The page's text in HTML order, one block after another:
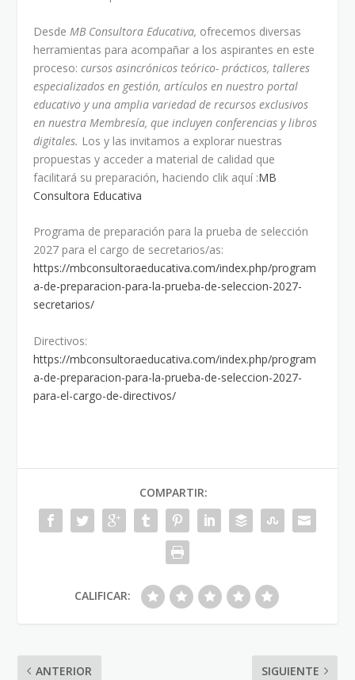
Desde MB Consultora Educativa, ofrecemos diversas
herramientas para acompañar a los aspirantes en este
proceso:cursos asincrónicos teórico- prácticos, talleres
especializados en gestión, artículos en nuestro portal
educativo y una amplia variedad de recursos exclusivos
en nuestra Membresía, que incluyen conferencias y libros
digitales. Los y las invitamos a explorar nuestras
propuestas y acceder a material de calidad que
facilitará su preparación, haciendo clik aquí :MB
Consultora Educativa
Programa de preparación para la prueba de selección
2027 para el cargo de secretarios/as:
https://mbconsultoraeducativa.com/index.php/program
a-de-preparacion-para-la-prueba-de-seleccion-2027-
secretarios/
Directivos:
https://mbconsultoraeducativa.com/index.php/program
a-de-preparacion-para-la-prueba-de-seleccion-2027-
para-el-cargo-de-directivos/
COMPARTIR:
CALIFICAR:
ANTERIOR SIGUIENTE